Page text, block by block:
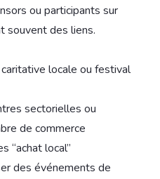
ou participants sur
des liens.
locale ou festival
sectorielles ou
de commerce
“achat local”
des événements de